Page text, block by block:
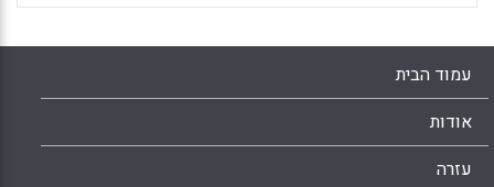
עמוד הבית
אודות
עזרה